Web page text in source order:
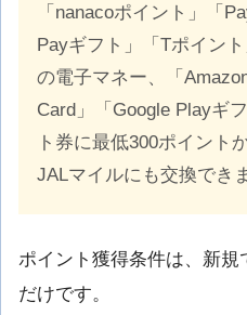
「nanacoポイント」「
Payギフト」「Tポイン
の電子マネー、「
Card」「Google Playギ
ト券に最低300ポイント
JALマイルにも交換でき
ポイント獲得条件は、新
だけです。